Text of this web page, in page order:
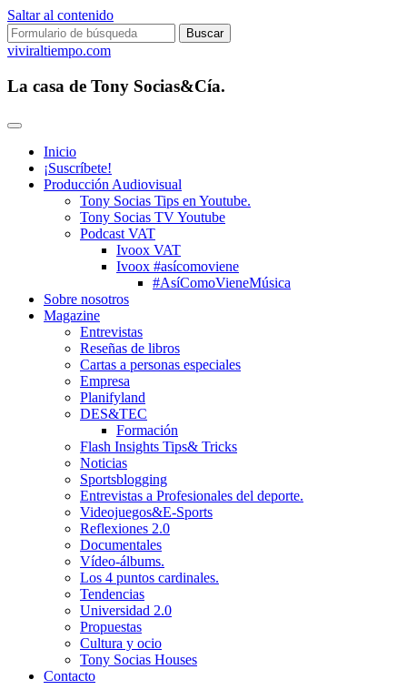
Saltar al contenido
Buscar:
viviraltiempo.com
La casa de Tony Socias&Cía.
Inicio
¡Suscríbete!
Producción Audiovisual
Tony Socias Tips en Youtube.
Tony Socias TV Youtube
Podcast VAT
Ivoox VAT
Ivoox #asícomoviene
#AsíComoVieneMúsica
Sobre nosotros
Magazine
Entrevistas
Reseñas de libros
Cartas a personas especiales
Empresa
Planifyland
DES&TEC
Formación
Flash Insights Tips& Tricks
Noticias
Sportsblogging
Entrevistas a Profesionales del deporte.
Videojuegos&E-Sports
Reflexiones 2.0
Documentales
Vídeo-álbums.
Los 4 puntos cardinales.
Tendencias
Universidad 2.0
Propuestas
Cultura y ocio
Tony Socias Houses
Contacto